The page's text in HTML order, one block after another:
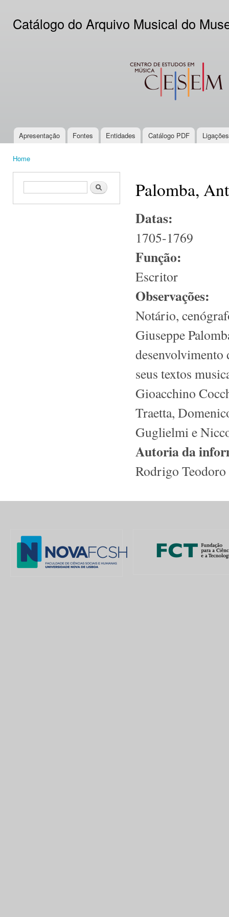
Catálogo do Arquivo Musical do
CESEM
Main menu
Apresentação Fontes Entidades Catálogo PDF
Home
Search form Search Palomba,
Datas:
1705-1769
Função:
Escritor
Observações:
Notário,
Giuseppe
desenvolvimento
seus textos
Gioacchino
Traetta,
Guglielmi e
Autoria da
Rodrigo Teodoro